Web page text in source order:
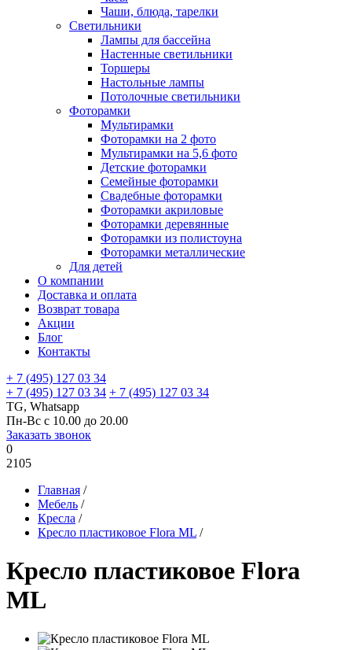
Чаши, блюда, тарелки
Светильники
Лампы для бассейна
Настенные светильники
Торшеры
Настольные лампы
Потолочные светильники
Фоторамки
Мультирамки
Фоторамки на 2 фото
Мультирамки на 5,6 фото
Детские фоторамки
Семейные фоторамки
Свадебные фоторамки
Фоторамки акриловые
Фоторамки деревянные
Фоторамки из полистоуна
Фоторамки металлические
Для детей
О компании
Доставка и оплата
Возврат товара
Акции
Блог
Контакты
+ 7 (495) 127 03 34
+ 7 (495) 127 03 34 + 7 (495) 127 03 34
TG, Whatsapp
Пн-Вс с 10.00 до 20.00
Заказать звонок
0
2105
Главная /
Мебель /
Кресла /
Кресло пластиковое Flora ML /
Кресло пластиковое Flora
ML